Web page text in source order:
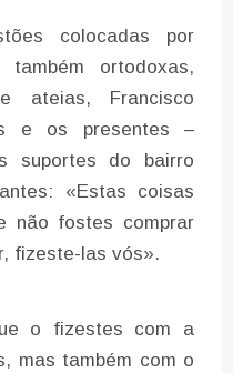
colocadas por
ortodoxas,
ateias, Francisco
e os presentes –
suportes do bairro
«Estas coisas
não fostes comprar
fizeste-las vós».
o fizestes com a
mas também com o